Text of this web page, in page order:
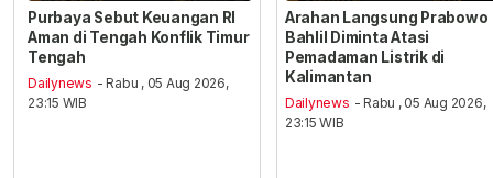
Purbaya Sebut Keuangan RI
Aman di Tengah Konflik Timur
Tengah
Dailynews - Rabu , 05 Aug 2026,
23:15 WIB
Arahan Langsung Prabowo
Bahlil Diminta Atasi
Pemadaman Listrik di
Kalimantan
Dailynews - Rabu , 05 Aug 2026,
23:15 WIB